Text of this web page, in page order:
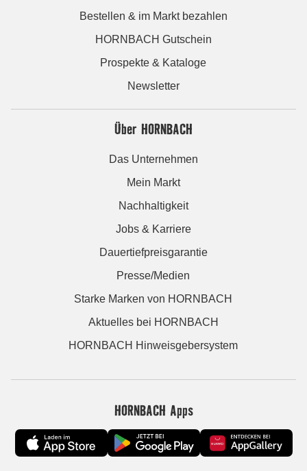
Bestellen & im Markt bezahlen
HORNBACH Gutschein
Prospekte & Kataloge
Newsletter
Über HORNBACH
Das Unternehmen
Mein Markt
Nachhaltigkeit
Jobs & Karriere
Dauertiefpreisgarantie
Presse/Medien
Starke Marken von HORNBACH
Aktuelles bei HORNBACH
HORNBACH Hinweisgebersystem
HORNBACH Apps